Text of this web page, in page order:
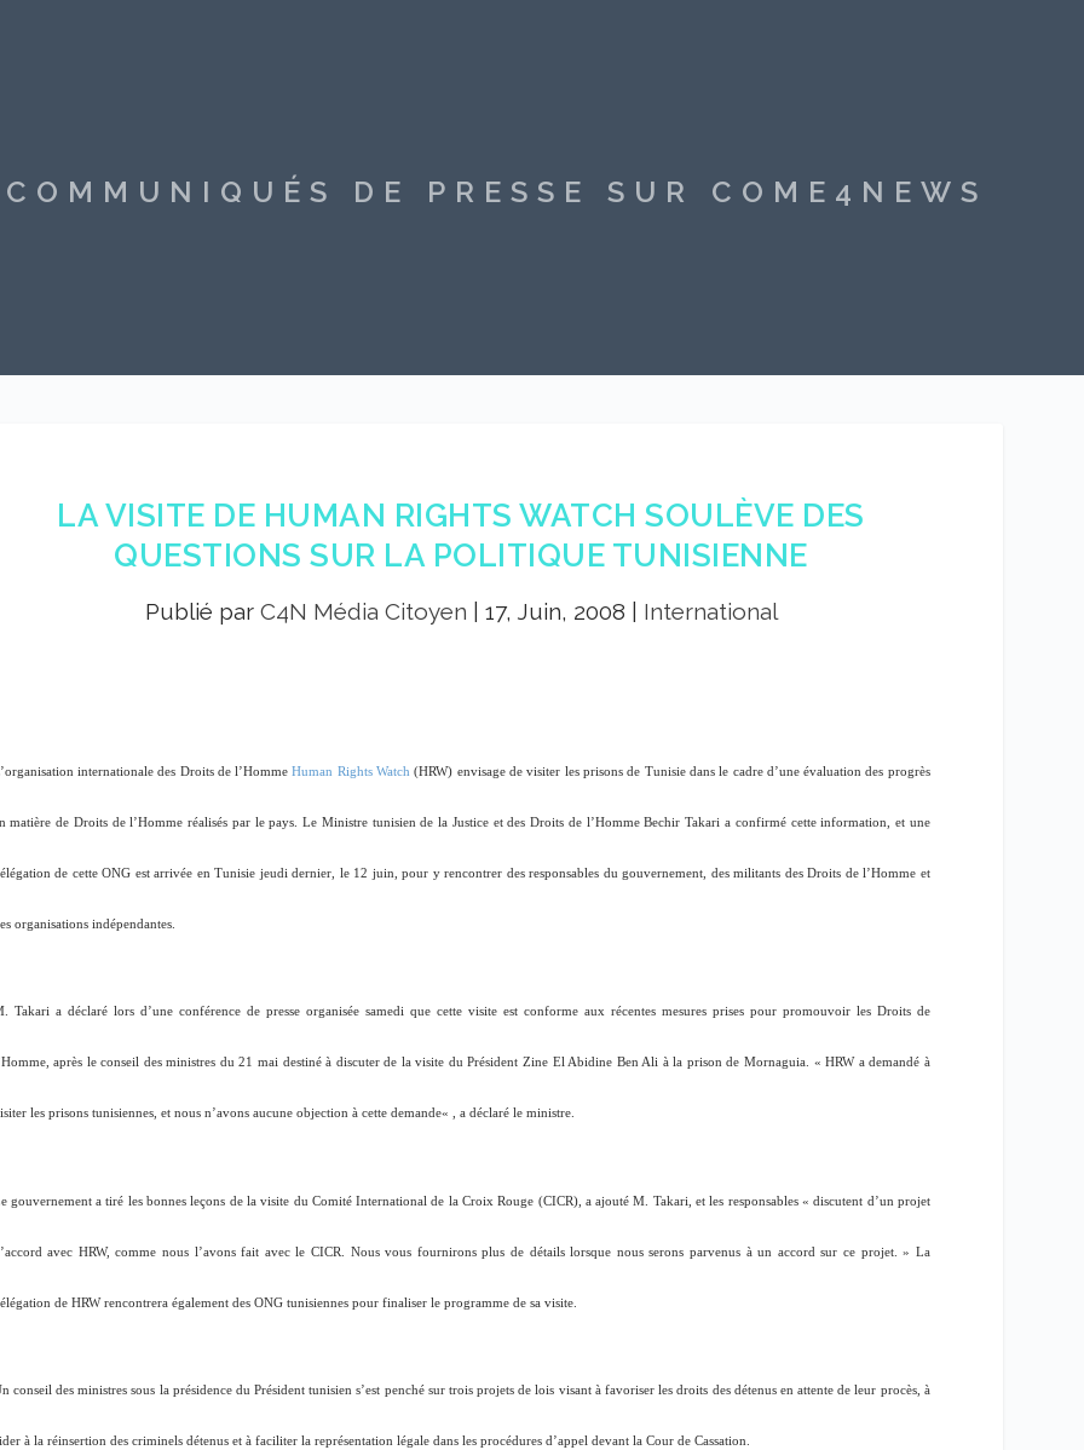
DE PRESSE SUR COME4NEWS
LA VISITE DE HUMAN RIGHTS WATCH SOULÈVE DES
QUESTIONS SUR LA POLITIQUE TUNISIENNE
Publié par C4N Média Citoyen 17, Juin, 2008 International
internationale des Droits de l’HommeHuman Rights Watch (HRW) envisage de visiter les prisons de Tunisie dans le cadre d’une évaluation des progrès
matière de Droits de l’Homme réalisés par le pays. Le Ministre tunisien de la Justice et des Droits de l’Homme Bechir Takari a confirmé cette information, et une
de cette ONG est arrivée en Tunisie jeudi dernier, le 12 juin, pour y rencontrer des responsables du gouvernement, des militants des Droits de l’Homme et
organisations indépendantes.
Takari a déclaré lors d’une conférence de presse organisée samedi que cette visite est conforme aux récentes mesures prises pour promouvoir les Droits de
après le conseil des ministres du 21 mai destiné à discuter de la visite du Président Zine El Abidine Ben Ali à la prison de Mornaguia. «HRW a demandé à
les prisons tunisiennes, et nous n’avons aucune objection à cette demande« , a déclaré le ministre.
gouvernement a tiré les bonnes leçons de la visite du Comité International de la Croix Rouge (CICR), a ajouté M. Takari, et les responsables «discutent d’un projet
avec HRW, comme nous l’avons fait avec le CICR. Nous vous fournirons plus de détails lorsque nous serons parvenus à un accord sur ce projet. » La
de HRW rencontrera également des ONG tunisiennes pour finaliser le programme de sa visite.
conseil des ministres sous la présidence du Président tunisien s’est penché sur trois projets de lois visant à favoriser les droits des détenus en attente de leur procès, à
à la réinsertion des criminels détenus et à faciliter la représentation légale dans les procédures d’appel devant la Cour de Cassation.